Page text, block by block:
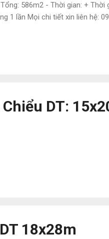
586m2 - Thời gian: + Thời
1 lần Mọi chi tiết xin liên hệ:
DT:
18x28m